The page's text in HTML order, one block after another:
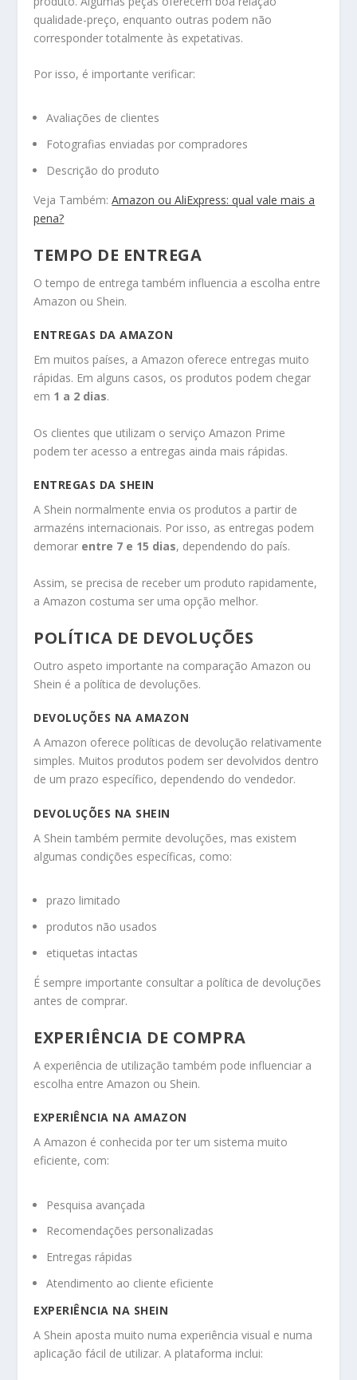
qualidade-preço, enquanto outras podem não
corresponder totalmente às expetativas.
Por isso, é importante verificar:
Avaliações de clientes
Fotografias enviadas por compradores
Descrição do produto
Veja Também:Amazon ou AliExpress: qual vale mais a
pena?
TEMPO DE ENTREGA
O tempo de entrega também influencia a escolha entre
Amazon ou Shein.
ENTREGAS DA AMAZON
Em muitos países, a Amazon oferece entregas muito
rápidas. Em alguns casos, os produtos podem chegar
em 1 a 2 dias.
Os clientes que utilizam o serviço Amazon Prime
podem ter acesso a entregas ainda mais rápidas.
ENTREGAS DA SHEIN
A Shein normalmente envia os produtos a partir de
armazéns internacionais. Por isso, as entregas podem
demorar entre 7 e 15 dias, dependendo do país.
Assim, se precisa de receber um produto rapidamente,
a Amazon costuma ser uma opção melhor.
POLÍTICA DE DEVOLUÇÕES
Outro aspeto importante na comparação Amazon ou
Shein é a política de devoluções.
DEVOLUÇÕES NA AMAZON
A Amazon oferece políticas de devolução relativamente
simples. Muitos produtos podem ser devolvidos dentro
de um prazo específico, dependendo do vendedor.
DEVOLUÇÕES NA SHEIN
A Shein também permite devoluções, mas existem
algumas condições específicas, como:
prazo limitado
produtos não usados
etiquetas intactas
É sempre importante consultar a política de devoluções
antes de comprar.
EXPERIÊNCIA DE COMPRA
A experiência de utilização também pode influenciar a
escolha entre Amazon ou Shein.
EXPERIÊNCIA NA AMAZON
A Amazon é conhecida por ter um sistema muito
eficiente, com:
Pesquisa avançada
Recomendações personalizadas
Entregas rápidas
Atendimento ao cliente eficiente
EXPERIÊNCIA NA SHEIN
A Shein aposta muito numa experiência visual e numa
aplicação fácil de utilizar. A plataforma inclui: